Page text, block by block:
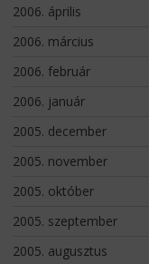
2006. április
2006. március
2006. február
2006. január
2005. december
2005. november
2005. október
2005. szeptember
2005. augusztus